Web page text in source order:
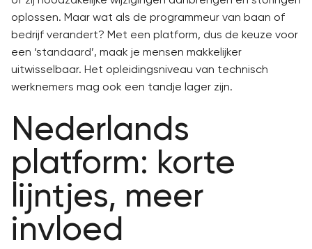
oplossen. Maar wat als de programmeur van baan of
bedrijf verandert? Met een platform, dus de keuze voor
een ‘standaard’, maak je mensen makkelijker
uitwisselbaar. Het opleidingsniveau van technisch
werknemers mag ook een tandje lager zijn.
Nederlands
platform: korte
lijntjes, meer
invloed